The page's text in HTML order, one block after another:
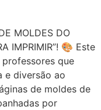
MOLDES DO
IMPRIMIR”! 🎨 Este
que
e diversão ao
de moldes de
por